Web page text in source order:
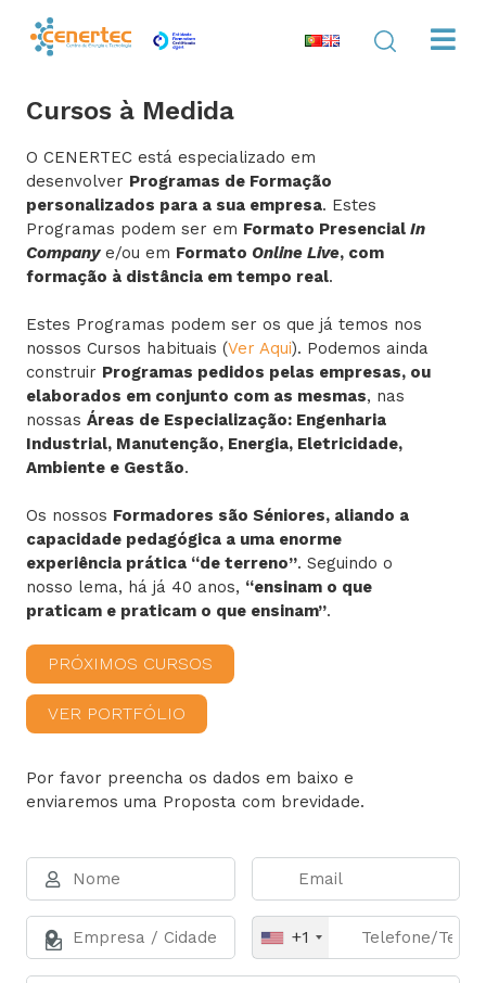
Cursos à Medida
O CENERTEC está especializado em
desenvolver Programas de Formação
personalizados para a sua empresa. Estes
Programas podem ser em Formato Presencial In
Companye/ou em Formato Online Live, com
formação à distância em tempo real.
Estes Programas podem ser os que já temos nos
nossos Cursos habituais (Ver Aqui). Podemos ainda
construir Programas pedidos pelas empresas, ou
elaborados em conjunto com as mesmas, nas
nossas Áreas de Especialização: Engenharia
Industrial, Manutenção, Energia, Eletricidade,
Ambiente e Gestão.
Os nossos Formadores são Séniores, aliando a
capacidade pedagógica a uma enorme
experiência prática “de terreno”. Seguindo o
nosso lema, há já 40 anos, “ensinam o que
praticam e praticam o que ensinam”.
PRÓXIMOS CURSOS
VER PORTFÓLIO
Por favor preencha os dados em baixo e
enviaremos uma Proposta com brevidade.
+1